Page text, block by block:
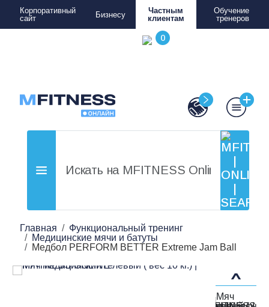
Корпоративный
сайт
Бизнесу
Частным
клиентам
Обучение
тренеров
Главная
Функциональный тренинг
Медицинские мячи и батуты
Медбол PERFORM BETTER Extreme Jam Ball